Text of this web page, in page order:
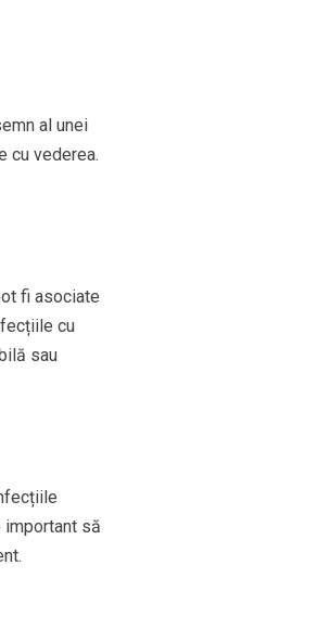
al unei
cu vederea.
fi asociate
cu
sau
să